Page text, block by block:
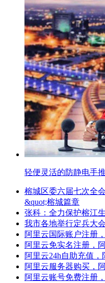
轻便灵活的防静电手
榕城区委六届七次全
&quot;榕城篇章
张科：全力保护榕江
我市各地举行定兵大
阿里云国际账户注册
阿里云免实名注册，
阿里云24h自助充值
阿里云服务器购买，
阿里云账号免费注册